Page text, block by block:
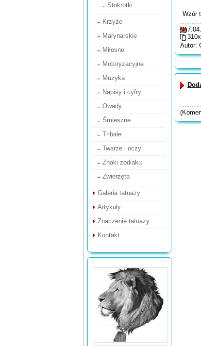
Wzór
Autor:
Stokrotki
Krzyże
Marynarskie
Miłosne
Motoryzacyjne
Muzyka
Napisy i cyfry
Owady
Śmieszne
Tribale
Twarze i oczy
Znaki zodiaku
Zwierzęta
Galeria tatuaży
Artykuły
Znaczenie tatuaży
Kontakt